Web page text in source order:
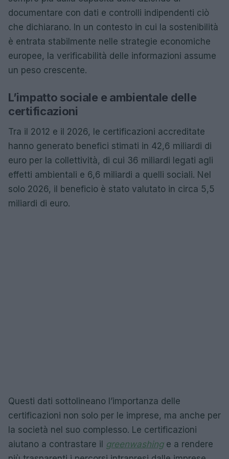
documentare con dati e controlli indipendenti ciò
che dichiarano. In un contesto in cui la sostenibilità
è entrata stabilmente nelle strategie economiche
europee, la verificabilità delle informazioni assume
un peso crescente.
L’impatto sociale e ambientale delle
certificazioni
Tra il 2012 e il 2026, le certificazioni accreditate
hanno generato benefici stimati in 42,6 miliardi di
euro per la collettività, di cui 36 miliardi legati agli
effetti ambientali e 6,6 miliardi a quelli sociali. Nel
solo 2026, il beneficio è stato valutato in circa 5,5
miliardi di euro.
Questi dati sottolineano l’importanza delle
certificazioni non solo per le imprese, ma anche per
la società nel suo complesso. Le certificazioni
aiutano a contrastare il greenwashinge a rendere